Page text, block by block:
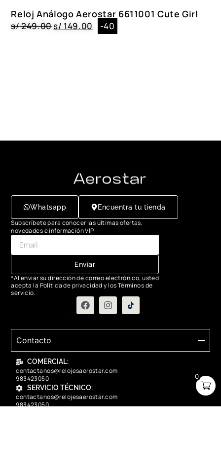
0
Reloj Análogo Aerostar 6611001 Cute Girl
s/249.00s/ 149.00 -40
Whatsapp Encuentra tu tienda
Subscríbete para conocer las últimas ofertas,
novedades e información VIP
Enviar
*Al enviar su dirección de correo electrónico, usted
acepta la Política de privacidad y los Términos de
servicio.
Contacto
COMERCIAL:
contactanos@relojesaerostar.com
983423050
SERVICIO TÉCNICO:
contactanos@relojesaerostar.com
983423050